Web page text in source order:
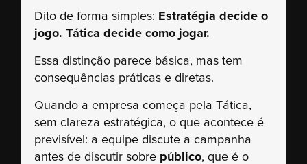
Dito de forma simples: Estratégia decide o
jogo. Tática decide como jogar.
Essa distinção parece básica, mas tem
consequências práticas e diretas.
Quando a empresa começa pela Tática,
sem clareza estratégica, o que acontece é
previsível: a equipe discute a campanha
antes de discutir sobre público, que é o